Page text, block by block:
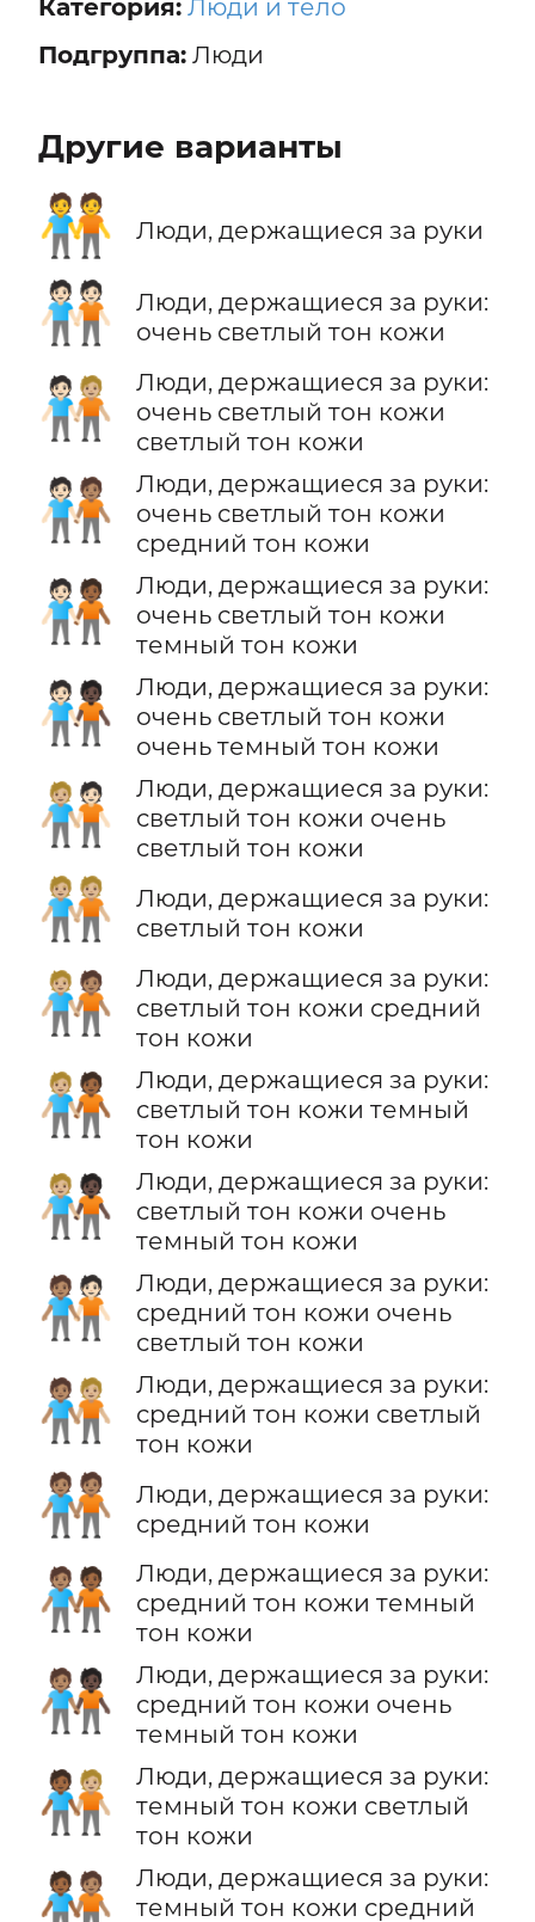
Категория: Люди и тело
Подгруппа:Люди
Другие варианты
🧑‍🤝‍🧑 Люди, держащиеся за руки
🧑🏻‍🤝‍🧑🏻
Люди, держащиеся за руки:
очень светлый тон кожи
🧑🏻‍🤝‍🧑🏼
Люди, держащиеся за руки:
очень светлый тон кожи
светлый тон кожи
🧑🏻‍🤝‍🧑🏽
Люди, держащиеся за руки:
очень светлый тон кожи
средний тон кожи
🧑🏻‍🤝‍🧑🏾
Люди, держащиеся за руки:
очень светлый тон кожи
темный тон кожи
🧑🏻‍🤝‍🧑🏿
Люди, держащиеся за руки:
очень светлый тон кожи
очень темный тон кожи
🧑🏼‍🤝‍🧑🏻
Люди, держащиеся за руки:
светлый тон кожи очень
светлый тон кожи
🧑🏼‍🤝‍🧑🏼
Люди, держащиеся за руки:
светлый тон кожи
🧑🏼‍🤝‍🧑🏽
Люди, держащиеся за руки:
светлый тон кожи средний
тон кожи
🧑🏼‍🤝‍🧑🏾
Люди, держащиеся за руки:
светлый тон кожи темный
тон кожи
🧑🏼‍🤝‍🧑🏿
Люди, держащиеся за руки:
светлый тон кожи очень
темный тон кожи
🧑🏽‍🤝‍🧑🏻
Люди, держащиеся за руки:
средний тон кожи очень
светлый тон кожи
🧑🏽‍🤝‍🧑🏼
Люди, держащиеся за руки:
средний тон кожи светлый
тон кожи
🧑🏽‍🤝‍🧑🏽
Люди, держащиеся за руки:
средний тон кожи
🧑🏽‍🤝‍🧑🏾
Люди, держащиеся за руки:
средний тон кожи темный
тон кожи
🧑🏽‍🤝‍🧑🏿
Люди, держащиеся за руки:
средний тон кожи очень
темный тон кожи
🧑🏾‍🤝‍🧑🏼
Люди, держащиеся за руки:
темный тон кожи светлый
тон кожи
🧑🏾‍🤝‍🧑🏽
Люди, держащиеся за руки:
темный тон кожи средний